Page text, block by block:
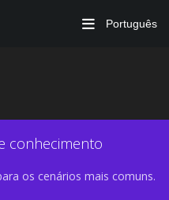
Português
conhecimento
os cenários mais comuns.